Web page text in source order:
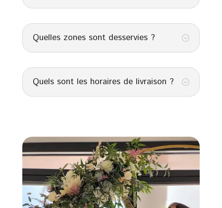
;
Quelles zones sont desservies ?
;
Quels sont les horaires de livraison ?